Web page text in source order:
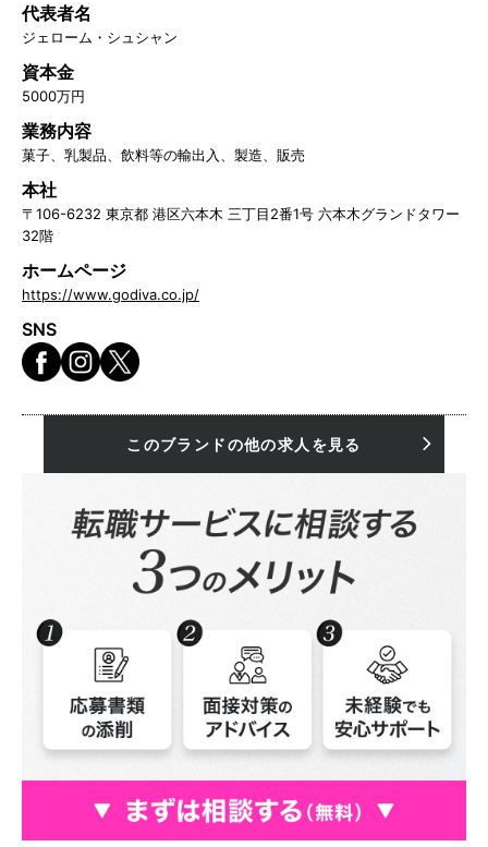
代表者名
ジェローム・シュシャン
資本金
5000万円
業務内容
菓子、乳製品、飲料等の輸出入、製造、販売
本社
〒106-6232 東京都 港区六本木 三丁目2番1号 六本木グランドタワー
32階
ホームページ
https://www.godiva.co.jp/
SNS
このブランドの他の求人を見る